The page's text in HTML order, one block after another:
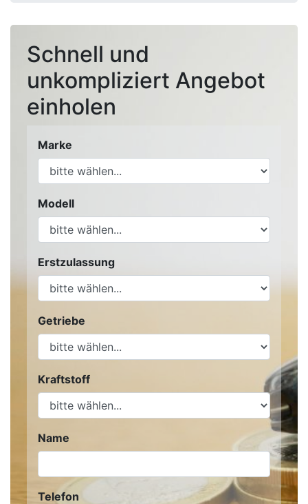
Schnell und
unkompliziert Angebot
einholen
Marke
Modell
Erstzulassung
Getriebe
Kraftstoff
Name
Telefon